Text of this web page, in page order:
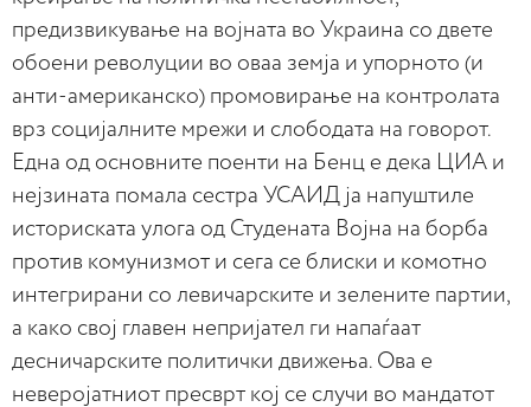
предизвикување на војната во Украина со двете
обоени револуции во оваа земја и упорното (и
анти-американско) промовирање на контролата
врз социјалните мрежи и слободата на говорот.
Една од основните поенти на Бенц е дека ЦИА и
нејзината помала сестра УСАИД ја напуштиле
историската улога од Студената Војна на борба
против комунизмот и сега се блиски и комотно
интегрирани со левичарските и зелените партии,
а како свој главен непријател ги напаѓаат
десничарските политички движења. Ова е
неверојатниот пресврт кој се случи во мандатот